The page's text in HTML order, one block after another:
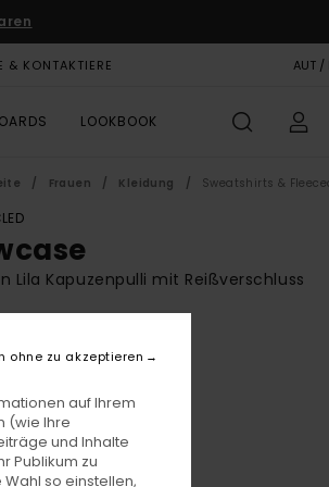
& KONTAKTIERE AUT /
LOOKBOOK
Frauen Kleidung Sweatshirts &
Lila Kapuzenpulli mit Reißverschluss
63%
RABATT EXTRA 25 %
auf Ihrem
(wie Ihre
und Inhalte
Publikum zu
so einstellen,
ohne zu akzeptieren